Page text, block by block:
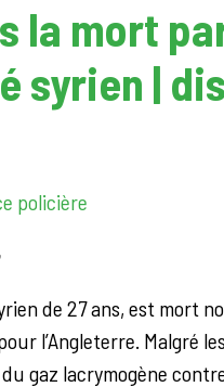
la mort
syrien |
policière
de 27 ans, est mort
l’Angleterre. Malgré
gaz lacrymogène